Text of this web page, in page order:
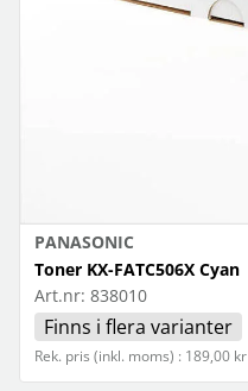
PANASONIC
Toner KX-FATC506X Cyan
Art.nr: 838010
Finns i flera varianter
Rek. pris (inkl. moms) : 189,00 kr